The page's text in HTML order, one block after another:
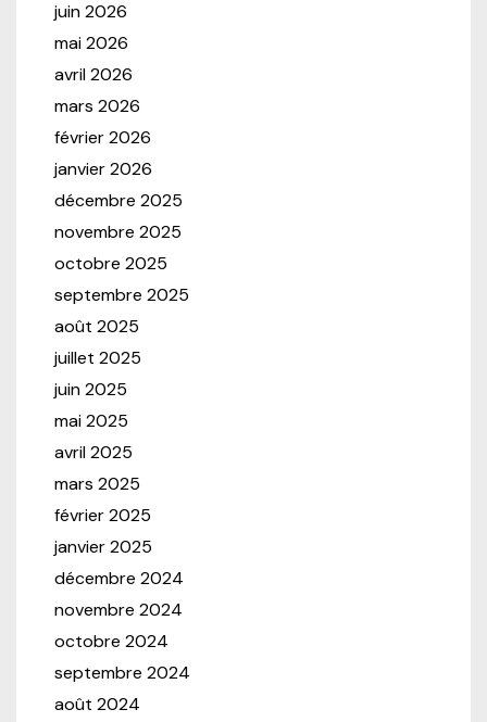
juin 2026
mai 2026
avril 2026
mars 2026
février 2026
janvier 2026
décembre 2025
novembre 2025
octobre 2025
septembre 2025
août 2025
juillet 2025
juin 2025
mai 2025
avril 2025
mars 2025
février 2025
janvier 2025
décembre 2024
novembre 2024
octobre 2024
septembre 2024
août 2024